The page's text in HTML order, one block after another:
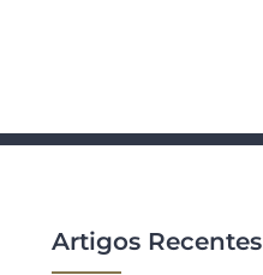
Artigos Recentes